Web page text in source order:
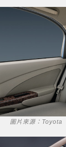
圖片來源：Toyota